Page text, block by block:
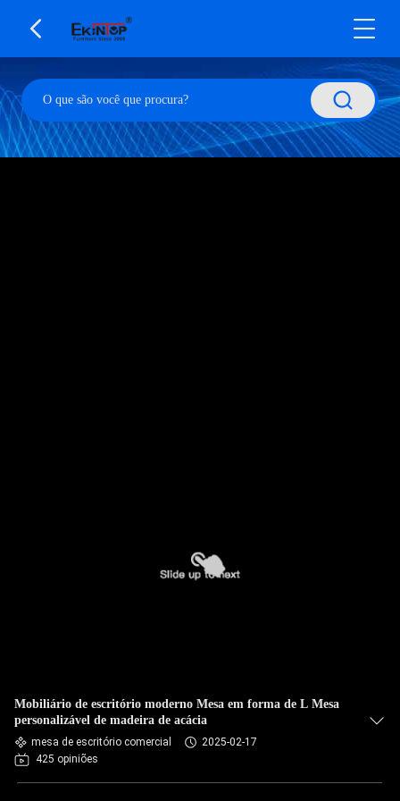
Mobiliário de escritório moderno Mesa em forma de L Mesa
personalizável de madeira de acácia
mesa de escritório comercial
2025-02-17
425 opiniões